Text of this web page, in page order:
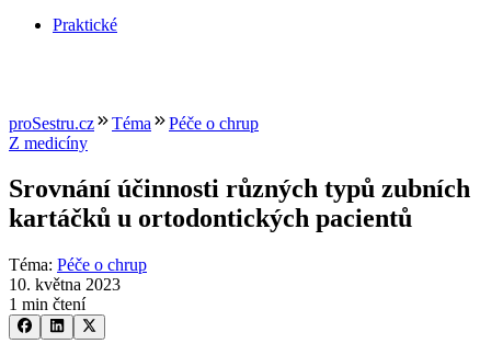
Praktické
proSestru.cz Téma
Péče o chrup
Z medicíny
Srovnání účinnosti různých typů zubních
kartáčků u ortodontických pacientů
Téma: Péče o chrup
10. května 2023
1 min čtení